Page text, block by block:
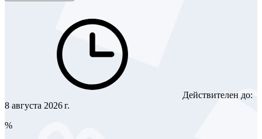
Действителен до:
8 августа 2026 г.
%